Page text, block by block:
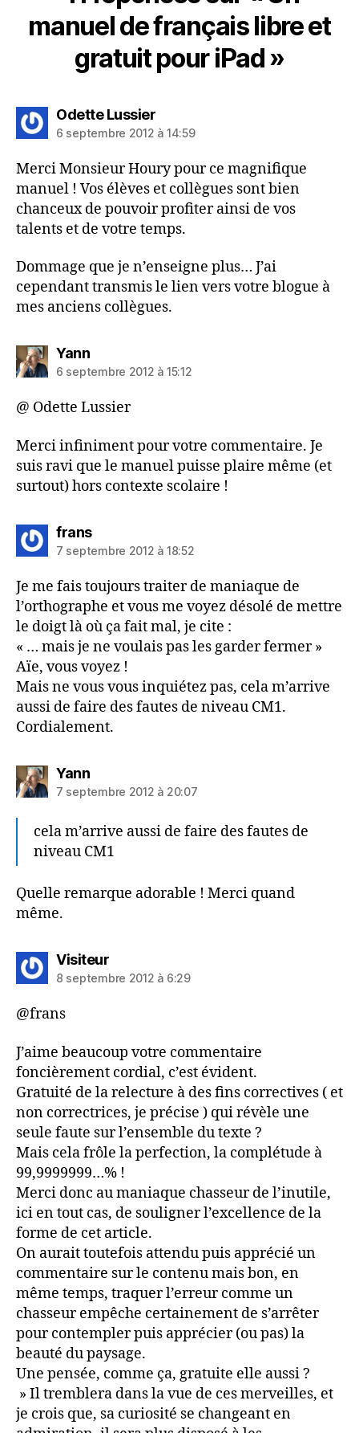
manuel de français libre et
gratuit pour iPad »
Odette Lussierdit :
6 septembre 2012 à 14:59
Merci Monsieur Houry pour ce magnifique
manuel ! Vos élèves et collègues sont bien
chanceux de pouvoir profiter ainsi de vos
talents et de votre temps.
Dommage que je n’enseigne plus… J’ai
cependant transmis le lien vers votre blogue à
mes anciens collègues.
Yanndit :
6 septembre 2012 à 15:12
@ Odette Lussier
Merci infiniment pour votre commentaire. Je
suis ravi que le manuel puisse plaire même (et
surtout) hors contexte scolaire !
fransdit :
7 septembre 2012 à 18:52
Je me fais toujours traiter de maniaque de
l’orthographe et vous me voyez désolé de mettre
le doigt là où ça fait mal, je cite :
« … mais je ne voulais pas les garder fermer »
Aïe, vous voyez !
Mais ne vous vous inquiétez pas, cela m’arrive
aussi de faire des fautes de niveau CM1.
Cordialement.
Yanndit :
7 septembre 2012 à 20:07
cela m’arrive aussi de faire des fautes de
niveau CM1
Quelle remarque adorable ! Merci quand
même.
Visiteurdit :
8 septembre 2012 à 6:29
@frans
J’aime beaucoup votre commentaire
foncièrement cordial, c’est évident.
Gratuité de la relecture à des fins correctives ( et
non correctrices, je précise ) qui révèle une
seule faute sur l’ensemble du texte ?
Mais cela frôle la perfection, la complétude à
99,9999999…% !
Merci donc au maniaque chasseur de l’inutile,
ici en tout cas, de souligner l’excellence de la
forme de cet article.
On aurait toutefois attendu puis apprécié un
commentaire sur le contenu mais bon, en
même temps, traquer l’erreur comme un
chasseur empêche certainement de s’arrêter
pour contempler puis apprécier (ou pas) la
beauté du paysage.
Une pensée, comme ça, gratuite elle aussi ?
» Il tremblera dans la vue de ces merveilles, et
je crois que, sa curiosité se changeant en